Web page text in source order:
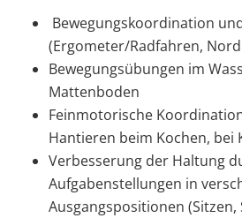
Bewegungskoordination
(Ergometer/Radfahren,
Bewegungsübungen im
Mattenboden
Feinmotorische
Hantieren beim Kochen, bei
Verbesserung der Haltung
Aufgabenstellungen in
Ausgangspositionen (Sitzen,